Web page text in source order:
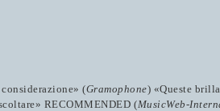
(Gramophone) «Queste
RECOMMENDED (MusicWeb-